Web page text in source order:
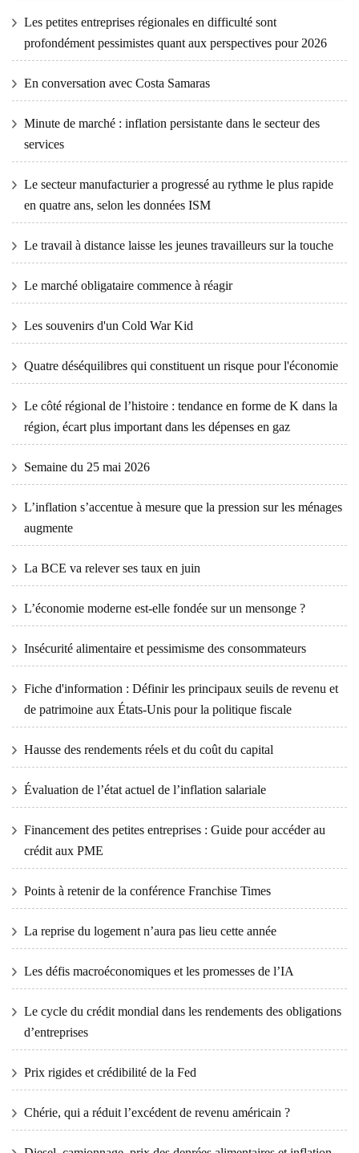
Les petites entreprises régionales en difficulté sont
profondément pessimistes quant aux perspectives pour 2026
En conversation avec Costa Samaras
Minute de marché : inflation persistante dans le secteur des
services
Le secteur manufacturier a progressé au rythme le plus rapide
en quatre ans, selon les données ISM
Le travail à distance laisse les jeunes travailleurs sur la touche
Le marché obligataire commence à réagir
Les souvenirs d'un Cold War Kid
Quatre déséquilibres qui constituent un risque pour l'économie
Le côté régional de l’histoire : tendance en forme de K dans la
région, écart plus important dans les dépenses en gaz
Semaine du 25 mai 2026
L’inflation s’accentue à mesure que la pression sur les ménages
augmente
La BCE va relever ses taux en juin
L’économie moderne est-elle fondée sur un mensonge ?
Insécurité alimentaire et pessimisme des consommateurs
Fiche d'information : Définir les principaux seuils de revenu et
de patrimoine aux États-Unis pour la politique fiscale
Hausse des rendements réels et du coût du capital
Évaluation de l’état actuel de l’inflation salariale
Financement des petites entreprises : Guide pour accéder au
crédit aux PME
Points à retenir de la conférence Franchise Times
La reprise du logement n’aura pas lieu cette année
Les défis macroéconomiques et les promesses de l’IA
Le cycle du crédit mondial dans les rendements des obligations
d’entreprises
Prix ​​​​rigides et crédibilité de la Fed
Chérie, qui a réduit l’excédent de revenu américain ?